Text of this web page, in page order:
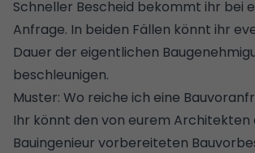
Schneller Bescheid bekommt ihr bei
Anfrage. In beiden Fällen könnt ihr
Dauer der eigentlichen
beschleunigen.
Muster: Wo reiche ich eine
Ihr könnt den von eurem Architekten
Bauingenieur vorbereiteten